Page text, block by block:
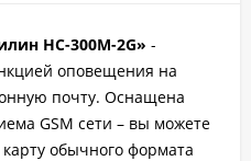
HC-300M-2G» -
оповещения на
почту. Оснащена
GSM сети – вы можете
карту обычного формата